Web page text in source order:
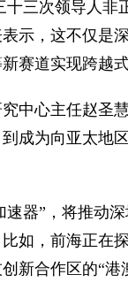
三次领导人
示，这不仅是
赛道实现跨越
中心主任赵圣
成为向亚太地
速器”，将推动
如，前海正在
新合作区的“